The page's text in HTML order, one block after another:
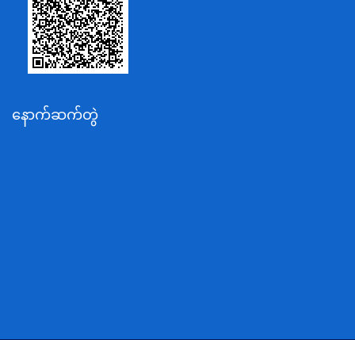
စိုက်ပျိုးရေး၊မွေးမြူရေးနှင့်ဆည်မြောင်းဝန်ကြီးဌာန
ပို့ဆောင်ရေးနှင့်ဆက်သွယ်ရေးဝန်ကြီးဌာန
သယံဇာတနှင့်ပတ်ဝန်းကျင်ထိန်းသိမ်းရေးဝန်ကြီးဌာန
အလုပ်သမား၊လူဝင်မှုကြီးကြပ်ရေးနှင့်ပြည်သူ့အင်အား
နောက်ဆက်တွဲ